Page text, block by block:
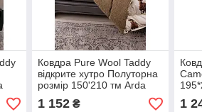
Ковдра Pure Wool Taddy
відкрите хутро Полуторна
розмір 150'210 тм Arda
1 152₴ 1